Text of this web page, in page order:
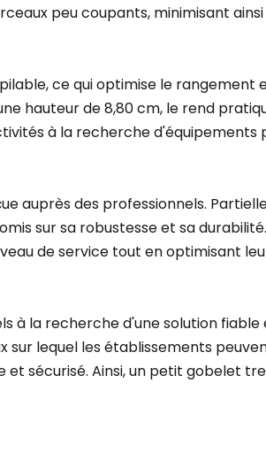
peu coupants, minimisant ainsi
ce qui optimise le rangement
hauteur de 8,80 cm, le rend
à la recherche
auprès des professionnels.
sur sa robustesse et sa
de service tout en optimisant
à la recherche d'une solution
sur lequel les établissements
sécurisé. Ainsi, un petit gobelet